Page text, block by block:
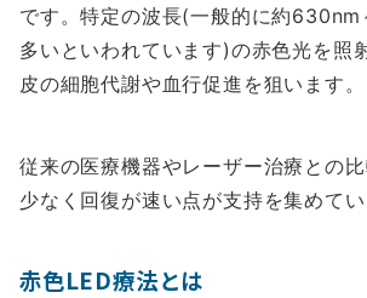
です。特定の波長(一般的に約
多いといわれています)の赤色光を照
皮の細胞代謝や血行促進を狙います。
従来の医療機器やレーザー治療との
少なく回復が速い点が支持を集めてい
赤色LED療法とは